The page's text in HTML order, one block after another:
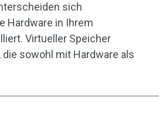
sich
Hardware in Ihrem
Virtueller Speicher
sowohl mit Hardware als